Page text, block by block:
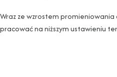
Wraz ze wzrostem
pracować na niższym ustawieniu